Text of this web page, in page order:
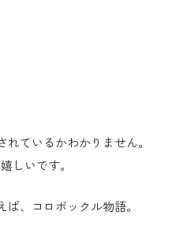
ているかわかりません。
しいです。
、コロボックル物語。